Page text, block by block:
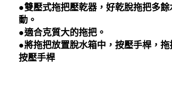
●雙壓式拖把壓乾器，好乾脫拖把多
動。
●適合克質大的拖把。
●將拖把放置脫水箱中，按壓手桿，
按壓手桿